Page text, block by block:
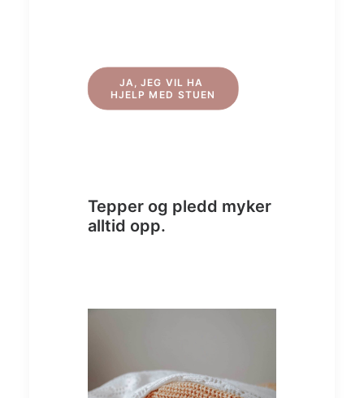
JA, JEG VIL HA
HJELP MED STUEN
Tepper og pledd myker
alltid opp.